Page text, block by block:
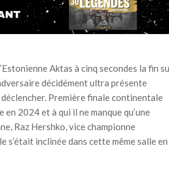
Aktas à cinq secondes la fin
décidément ultra présente
Première finale continentale
2024 et à qui il ne manque qu’une
Raz Hershko, vice championne
s’était inclinée dans cette même salle en